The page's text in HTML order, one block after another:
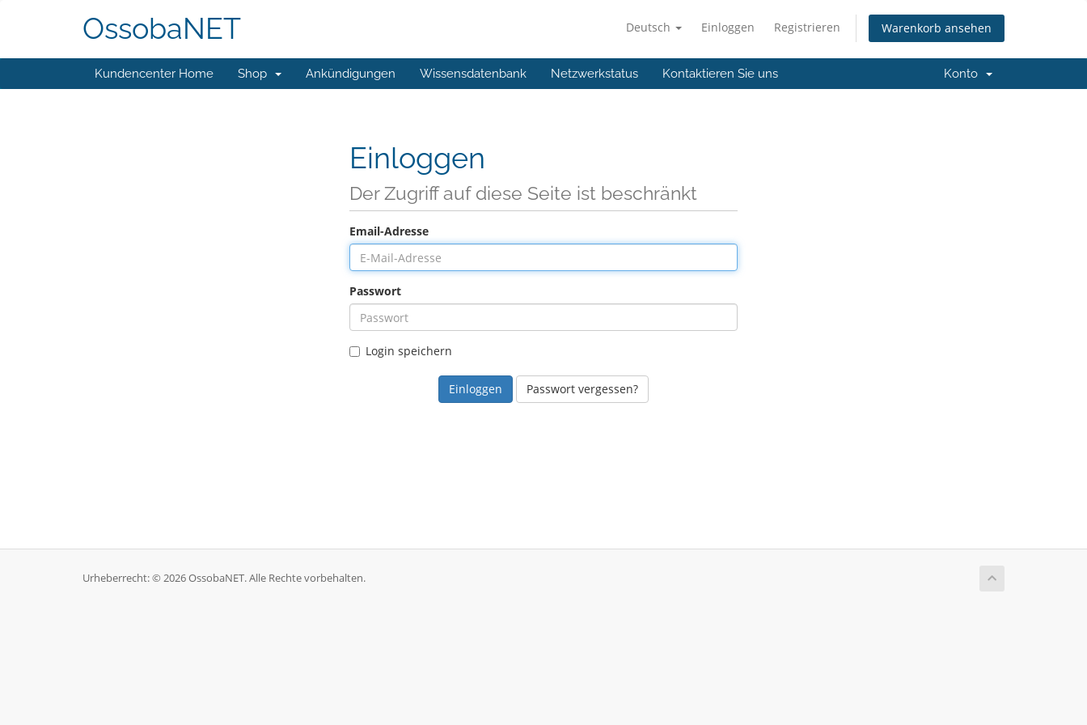
Deutsch Einloggen Registrieren Warenkorb ansehen
OssobaNET
Kundencenter Home Shop Ankündigungen Wissensdatenbank Netzwerkstatus Kontaktieren Sie uns Konto
Einloggen
Der Zugriff auf diese Seite ist beschränkt
Email-Adresse
Passwort
Login speichern
Passwort vergessen?
Urheberrecht: © 2026 OssobaNET. Alle Rechte vorbehalten.